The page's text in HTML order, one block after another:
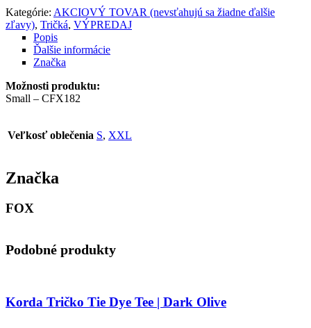
Kategórie: AKCIOVÝ TOVAR (nevsťahujú sa žiadne ďalšie
zľavy), Tričká, VÝPREDAJ
Popis
Ďalšie informácie
Značka
Možnosti produktu:
Small – CFX182
Veľkosť oblečenia S, XXL
Značka
FOX
Podobné produkty
Korda Tričko Tie Dye Tee | Dark Olive